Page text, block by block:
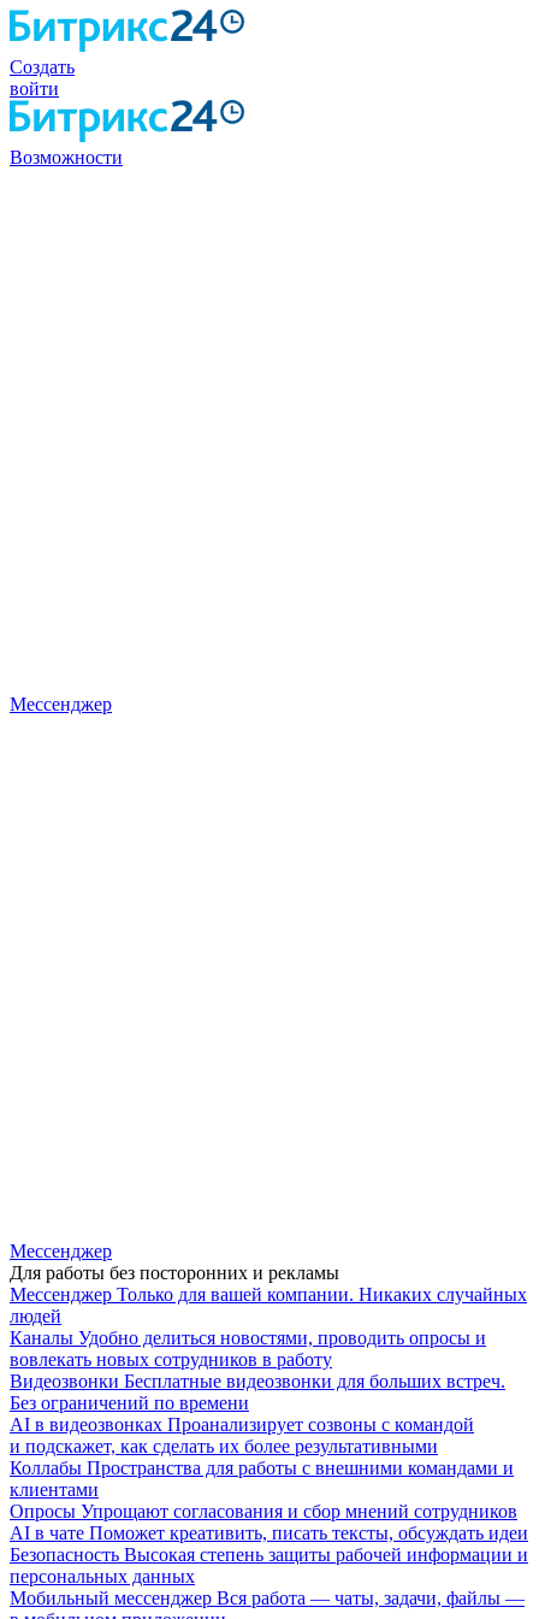
Создать
войти
Возможности
Мессенджер
Мессенджер
Для работы без посторонних и рекламы
Мессенджер Только для вашей компании. Никаких случайных
людей
Каналы Удобно делиться новостями, проводить опросы и
вовлекать новых сотрудников в работу
Видеозвонки Бесплатные видеозвонки для больших встреч.
Без ограничений по времени
AI в видеозвонках Проанализирует созвоны с командой
и подскажет, как сделать их более результативными
Коллабы Пространства для работы с внешними командами и
клиентами
Опросы Упрощают согласования и сбор мнений сотрудников
AI в чате Поможет креативить, писать тексты, обсуждать идеи
Безопасность Высокая степень защиты рабочей информации и
персональных данных
Мобильный мессенджер Вся работа — чаты, задачи, файлы —